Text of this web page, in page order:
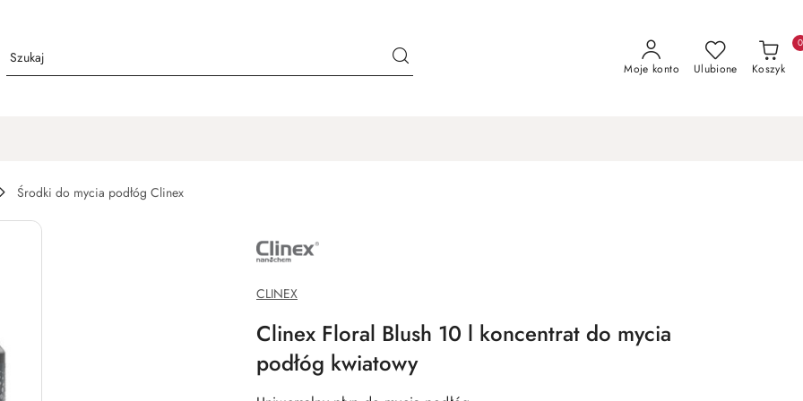
Moje konto Ulubione Koszyk
0
Środki do mycia podłóg Clinex
PRODUCENTA:
CLINEX
CHEMIA
CLINEX
Clinex Floral Blush 10 l koncentrat do mycia
podłóg kwiatowy